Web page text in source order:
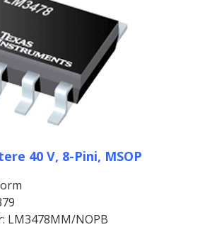
40 V, 8-Pini, MSOP
LM3478MM/NOPB